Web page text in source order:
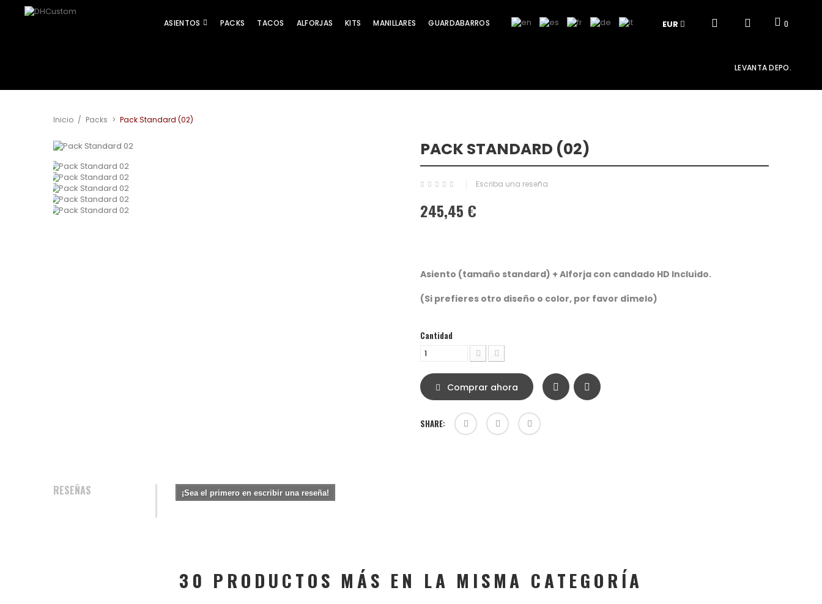
EUR 0
ASIENTOS PACKS TACOS ALFORJAS KITS MANILLARES GUARDABARROS
LEVANTA DEPO.
Inicio / Packs > Pack Standard (02)
PACK STANDARD (02)
Escriba una reseña
245,45 €
Asiento (tamaño standard) + Alforja con candado HD Incluido.
(Si prefieres otro diseño o color, por favor dímelo)
Cantidad
Comprar ahora
SHARE:
RESEÑAS ¡Sea el primero en escribir una reseña!
30 PRODUCTOS MÁS EN LA MISMA CATEGORÍA